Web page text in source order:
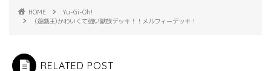
HOME
Yu-Gi-Oh!
(遊戯王)かわいくて強い獣族デッキ！！メルフィーデッキ！
RELATED POST